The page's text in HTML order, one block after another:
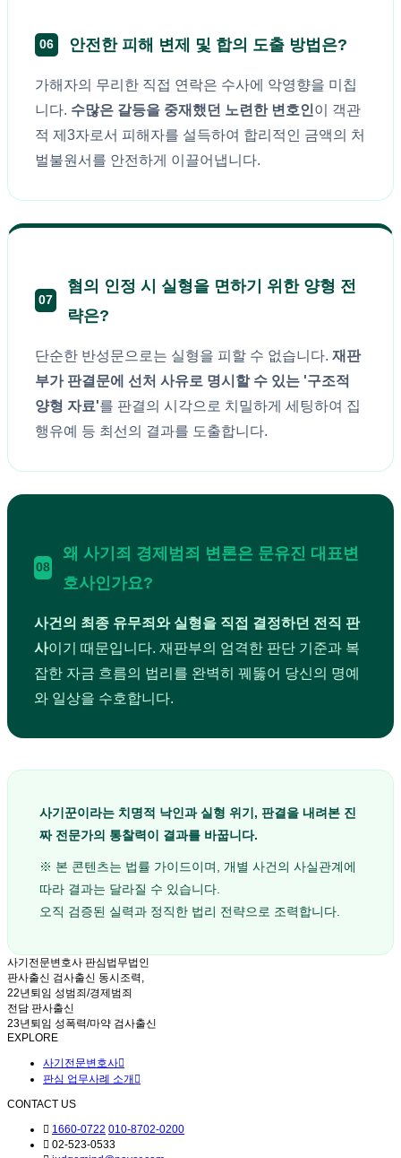
06 안전한 피해 변제 및 합의 도출 방법은?
가해자의 무리한 직접 연락은 수사에 악영향을 미칩
니다. 수많은 갈등을 중재했던 노련한 변호인이 객관
적 제3자로서 피해자를 설득하여 합리적인 금액의 처
벌불원서를 안전하게 이끌어냅니다.
07
혐의 인정 시 실형을 면하기 위한 양형 전
략은?
단순한 반성문으로는 실형을 피할 수 없습니다. 재판
부가 판결문에 선처 사유로 명시할 수 있는 '구조적
양형 자료'를 판결의 시각으로 치밀하게 세팅하여 집
행유예 등 최선의 결과를 도출합니다.
08
왜 사기죄 경제범죄 변론은 문유진 대표변
호사인가요?
사건의 최종 유무죄와 실형을 직접 결정하던 전직 판
사이기 때문입니다. 재판부의 엄격한 판단 기준과 복
잡한 자금 흐름의 법리를 완벽히 꿰뚫어 당신의 명예
와 일상을 수호합니다.
사기꾼이라는 치명적 낙인과 실형 위기, 판결을 내려본 진
짜 전문가의 통찰력이 결과를 바꿉니다.
※ 본 콘텐츠는 법률 가이드이며, 개별 사건의 사실관계에
따라 결과는 달라질 수 있습니다.
오직 검증된 실력과 정직한 법리 전략으로 조력합니다.
사기전문변호사 판심법무법인
판사출신 검사출신 동시조력,
22년퇴임 성범죄/경제범죄
전담 판사출신
23년퇴임 성폭력/마약 검사출신
EXPLORE
사기전문변호사
판심 업무사례 소개
CONTACT US
1660-0722 010-8702-0200
02-523-0533